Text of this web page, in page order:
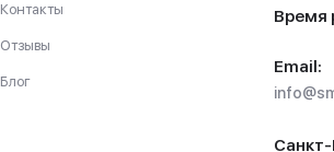
Контакты
Отзывы
Блог
Время
Email:
Санкт-